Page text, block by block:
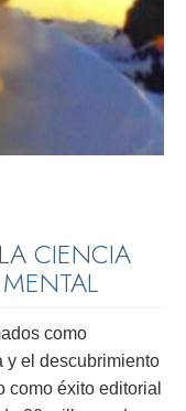
CIENCIA
como
y el descubrimiento
como éxito editorial